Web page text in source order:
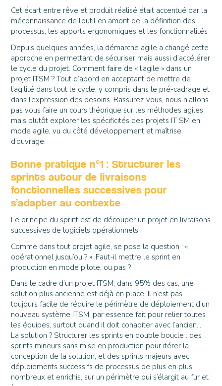
Cet écart entre rêve et produit réalisé était accentué par la
méconnaissance de l’outil en amont de la définition des
processus, les apports ergonomiques et les fonctionnalités
Depuis quelques années, la démarche agile a changé cette
approche en permettant de sécuriser mais aussi d’accélérer
le cycle du projet. Comment faire de « l’agile » dans un
projet ITSM ? Tout d’abord en acceptant de mettre de
l’agilité dans tout le cycle, y compris dans le pré-cadrage et
dans l’expression des besoins. Rassurez-vous, nous n’allons
pas vous faire un cours théorique sur les méthodes agiles
mais plutôt explorer les spécificités des projets IT SM en
mode agile, vu du côté développement et maîtrise
d’ouvrage.
Bonne pratique n°1 : Structurer les
sprints autour de livraisons
fonctionnelles successives pour
s’adapter au contexte
Le principe du sprint est de découper un projet en livraisons
successives de logiciels opérationnels.
Comme dans tout projet agile, se pose la question : «
opérationnel jusqu’ou ? ». Faut-il mettre le sprint en
production en mode pilote, ou pas ?
Dans le cadre d’un projet ITSM, dans 95% des cas, une
solution plus ancienne est déjà en place. Il n’est pas
toujours facile de réduire le périmètre de déploiement d’un
nouveau système ITSM, par essence fait pour relier toutes
les équipes, surtout quand il doit cohabiter avec l’ancien...
La solution ? Structurer les sprints en double boucle : des
sprints mineurs sans mise en production pour itérer la
conception de la solution, et des sprints majeurs avec
déploiements successifs de processus de plus en plus
nombreux et enrichis, sur un périmètre qui s’élargit au fur et